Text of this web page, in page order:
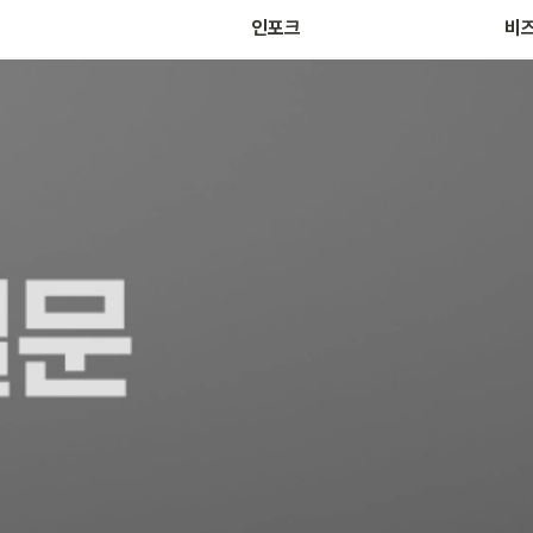
인포크 비
마켓